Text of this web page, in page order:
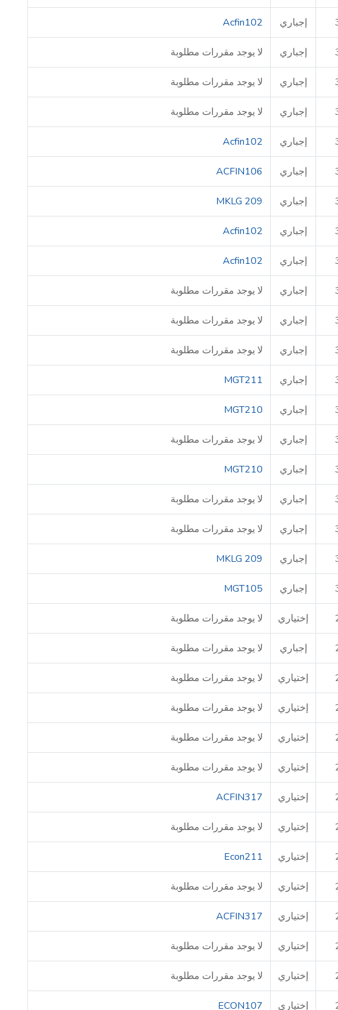
إجباري Acfin102
إجباري لا يوجد مقررات مطلوبة
إجباري لا يوجد مقررات مطلوبة
إجباري لا يوجد مقررات مطلوبة
إجباري Acfin102
إجباري ACFIN106
إجباري MKLG 209
إجباري Acfin102
إجباري Acfin102
إجباري لا يوجد مقررات مطلوبة
إجباري لا يوجد مقررات مطلوبة
إجباري لا يوجد مقررات مطلوبة
إجباري MGT211
إجباري MGT210
إجباري لا يوجد مقررات مطلوبة
إجباري MGT210
إجباري لا يوجد مقررات مطلوبة
إجباري لا يوجد مقررات مطلوبة
إجباري MKLG 209
إجباري MGT105
إختياري لا يوجد مقررات مطلوبة
إجباري لا يوجد مقررات مطلوبة
إختياري لا يوجد مقررات مطلوبة
إختياري لا يوجد مقررات مطلوبة
إختياري لا يوجد مقررات مطلوبة
إختياري لا يوجد مقررات مطلوبة
إختياري ACFIN317
إختياري لا يوجد مقررات مطلوبة
إختياري Econ211
إختياري لا يوجد مقررات مطلوبة
إختياري ACFIN317
إختياري لا يوجد مقررات مطلوبة
إختياري لا يوجد مقررات مطلوبة
إختياري ECON107